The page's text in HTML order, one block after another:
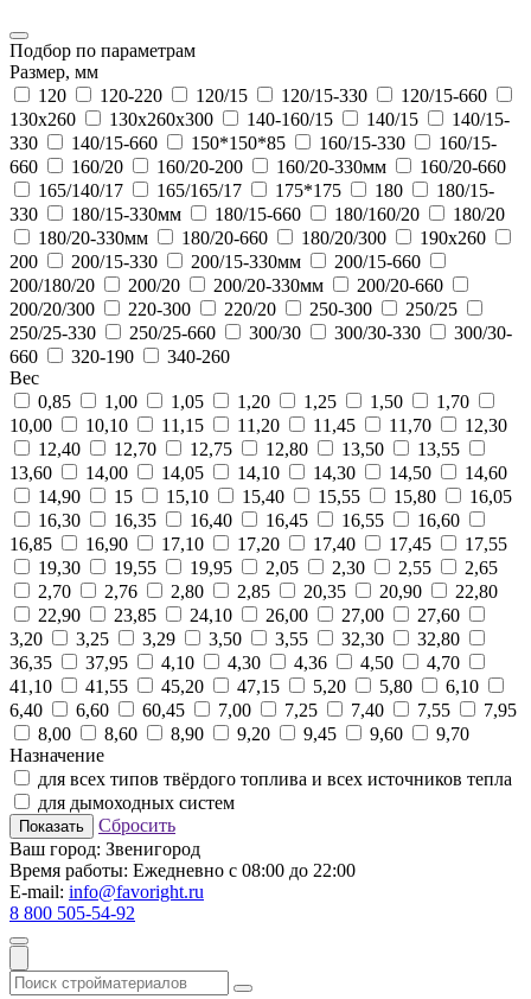
Подбор по параметрам
Размер, мм
120
120-220 120/15 120/15-330
120/15-660
130x260
130x260x300 140-160/15 140/15
140/15-
330
140/15-660 150*150*85 160/15-330
160/15-
660
160/20 160/20-200 160/20-330мм
160/20-660
165/140/17
165/165/17 175*175 180
180/15-
330
180/15-330мм 180/15-660 180/160/20
180/20
180/20-330мм
180/20-660 180/20/300
190x260
200
200/15-330 200/15-330мм
200/15-660
200/180/20
200/20 200/20-330мм
200/20-660
200/20/300
220-300 220/20 250-300
250/25
250/25-330
250/25-660 300/30 300/30-330
300/30-
660
320-190
340-260
Вес
0,85
1,00 1,05 1,20 1,25 1,50
1,70
10,00
10,10 11,15 11,20 11,45 11,70
12,30
12,40
12,70 12,75 12,80 13,50
13,55
13,60
14,00 14,05 14,10 14,30 14,50
14,60
14,90
15 15,10 15,40 15,55 15,80
16,05
16,30
16,35 16,40 16,45 16,55
16,60
16,85
16,90 17,10 17,20 17,40 17,45
17,55
19,30
19,55 19,95 2,05 2,30 2,55
2,65
2,70
2,76 2,80 2,85 20,35 20,90
22,80
22,90
23,85 24,10 26,00 27,00
27,60
3,20
3,25 3,29 3,50 3,55 32,30
32,80
36,35
37,95 4,10 4,30 4,36 4,50
4,70
41,10
41,55 45,20 47,15 5,20 5,80
6,10
6,40
6,60 60,45 7,00 7,25 7,40 7,55
7,95
8,00
8,60 8,90 9,20 9,45 9,60
9,70
Назначение
для всех типов твёрдого топлива и всех источников тепла
для дымоходных систем
Показать
Сбросить
Ваш город: Звенигород
Время работы: Ежедневно с 08:00 до 22:00
E-mail: info@favoright.ru
8 800 505-54-92